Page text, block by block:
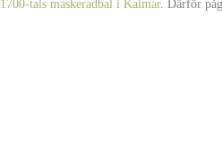
1700-tals maskeradbal i Kalmar. Därför